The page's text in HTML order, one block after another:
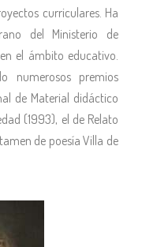
curriculares. Ha
del Ministerio de
el ámbito educativo.
numerosos premios
de Material didáctico
(1993), el de Relato
de poesía Villa de